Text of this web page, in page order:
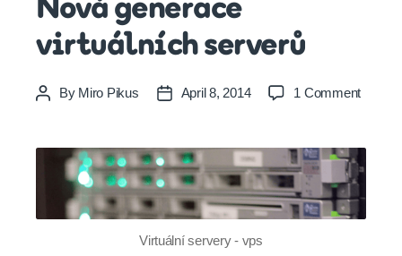
Nová generace
virtuálních serverů
PostBy Miro Pikus
PostApril 8, 2014 1 Commenton
Virtuální servery - vps